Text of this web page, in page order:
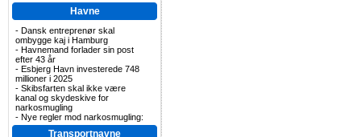
Havne
- Dansk entreprenør skal
ombygge kaj i Hamburg
- Havnemand forlader sin post
efter 43 år
- Esbjerg Havn investerede 748
millioner i 2025
- Skibsfarten skal ikke være
kanal og skydeskive for
narkosmugling
- Nye regler mod narkosmugling:
Transportnavne